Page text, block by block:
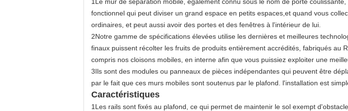
fonctionnel qui peut diviser un grand espace en petits espaces,et quand vous
ordinaires, et peut aussi avoir des portes et des fenêtres à l'intérieur de lui.
2Notre gamme de spécifications élevées utilise les dernières et meilleures
finaux puissent récolter les fruits de produits entièrement accrédités, fabriqués au
compris nos cloisons mobiles, en interne afin que vous puissiez exploiter une
3Ils sont des modules ou panneaux de pièces indépendantes qui peuvent être
par le fait que ces murs mobiles sont soutenus par le plafond. l'installation est
Caractéristiques
1Les rails sont fixés au plafond, ce qui permet de maintenir le sol exempt